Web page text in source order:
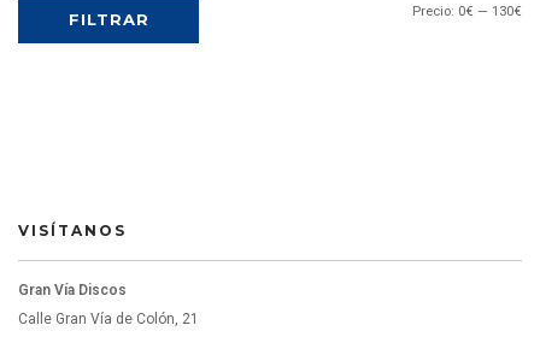
FILTRAR Precio: 0€ — 130€
VISÍTANOS
Gran Vía Discos
Calle Gran Vía de Colón, 21